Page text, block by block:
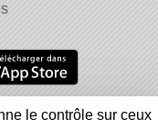
cookies
inapproprié
le contrôle sur ceux